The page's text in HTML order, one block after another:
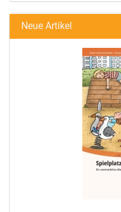
Neue Artikel